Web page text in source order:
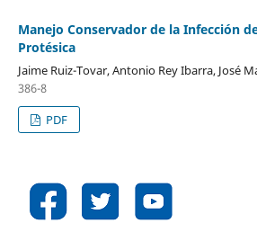
Manejo Conservador de la Infección
Protésica
Jaime Ruiz-Tovar, Antonio Rey Ibarra, José
386-8
PDF